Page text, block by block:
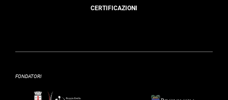
CERTIFICAZIONI
FONDATORI